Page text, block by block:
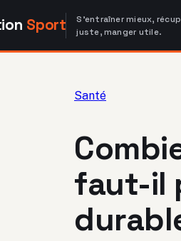
Sport
S'entraîner mieux,
juste, manger utile.
Santé
faut-il